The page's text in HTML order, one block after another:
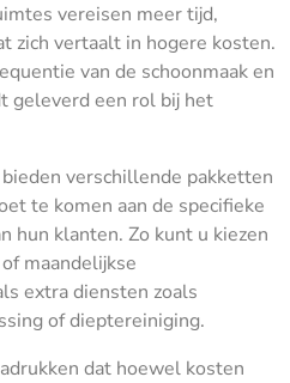
vereisen meer tijd,
zich vertaalt in hogere kosten.
van de schoonmaak en
geleverd een rol bij het
verschillende pakketten
te komen aan de specifieke
hun klanten. Zo kunt u kiezen
maandelijkse
extra diensten zoals
of dieptereiniging.
dat hoewel kosten